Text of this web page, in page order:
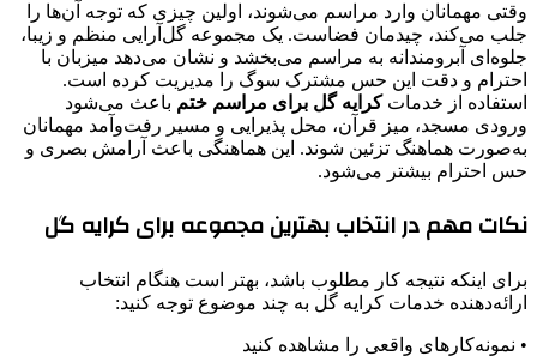
وقتی مهمانان وارد مراسم می‌شوند، اولین چیزی که توجه آن‌ها را
جلب می‌کند، چیدمان فضاست. یک مجموعه گل‌آرایی منظم و زیبا،
جلوه‌ای آبرومندانه به مراسم می‌بخشد و نشان می‌دهد میزبان با
احترام و دقت این حس مشترک سوگ را مدیریت کرده است.
استفاده از خدماتکرایه گل برای مراسم ختم باعث می‌شود
ورودی مسجد، میز قرآن، محل پذیرایی و مسیر رفت‌وآمد مهمانان
به‌صورت هماهنگ تزئین شوند. این هماهنگی باعث آرامش بصری و
حس احترام بیشتر می‌شود.
نکات مهم در انتخاب بهترین مجموعه برای کرایه گل
برای اینکه نتیجه کار مطلوب باشد، بهتر است هنگام انتخاب
ارائه‌دهنده خدمات کرایه گل به چند موضوع توجه کنید:
• نمونه‌کارهای واقعی را مشاهده کنید